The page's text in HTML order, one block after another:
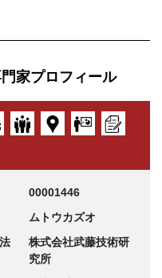
家プロフィール
00001446
ムトウカズオ
株式会社武藤技術研
究所